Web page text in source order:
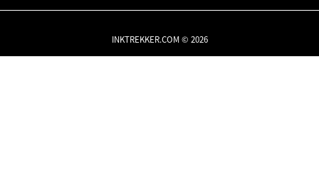
INKTREKKER.COM © 2026